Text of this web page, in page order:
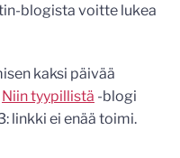
blogista voitte lukea
kaksi päivää
Niin tyypillistä -blogi
linkki ei enää toimi.